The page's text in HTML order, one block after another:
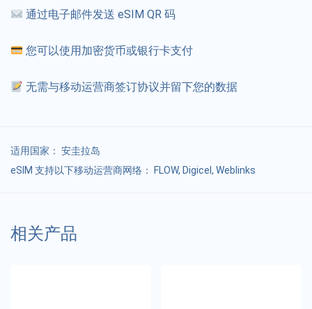
通过电子邮件发送 eSIM QR 码
您可以使用加密货币或银行卡支付
无需与移动运营商签订协议并留下您的数据
适用国家： 安圭拉岛
eSIM 支持以下移动运营商网络： FLOW, Digicel, Weblinks
相关产品